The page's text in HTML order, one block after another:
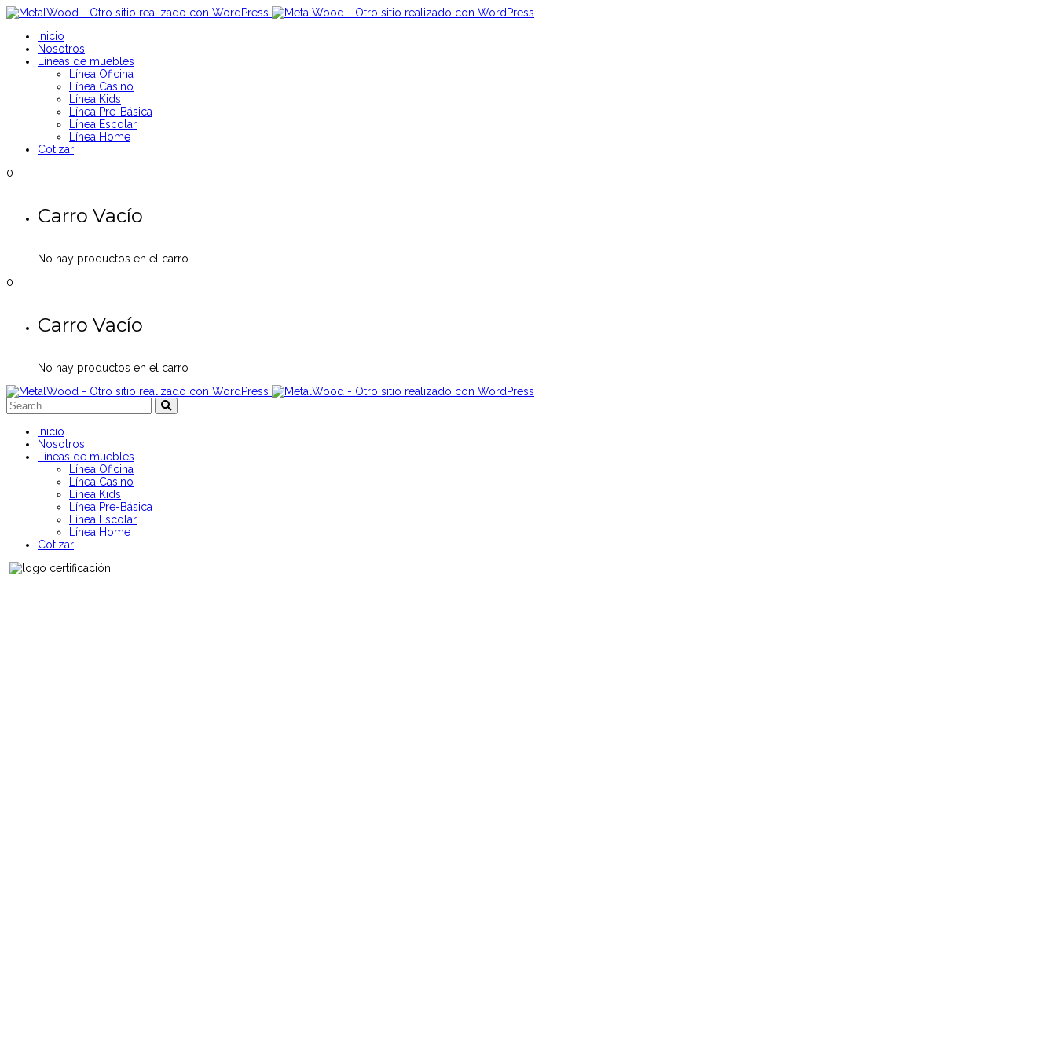
Inicio
Nosotros
Líneas de muebles
Línea Oficina
Línea Casino
Línea Kids
Línea Pre-Básica
Línea Escolar
Línea Home
Cotizar
0
Carro Vacío
No hay productos en el carro
0
Carro Vacío
No hay productos en el carro
Inicio
Nosotros
Líneas de muebles
Línea Oficina
Línea Casino
Línea Kids
Línea Pre-Básica
Línea Escolar
Línea Home
Cotizar